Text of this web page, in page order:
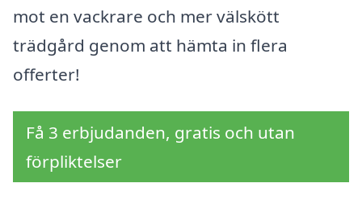
mot en vackrare och mer välskött
trädgård genom att hämta in flera
offerter!
Få 3 erbjudanden, gratis och utan
förpliktelser